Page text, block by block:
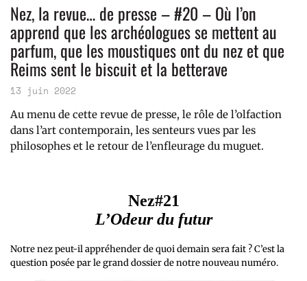
Nez, la revue… de presse – #20 – Où l’on
apprend que les archéologues se mettent au
parfum, que les moustiques ont du nez et que
Reims sent le biscuit et la betterave
13 juin 2022
Au menu de cette revue de presse, le rôle de l’olfaction
dans l’art contemporain, les senteurs vues par les
philosophes et le retour de l’enfleurage du muguet.
Nez#21
L’Odeur du futur
Notre nez peut-il appréhender de quoi demain sera fait ? C’est la
question posée par le grand dossier de notre nouveau numéro.